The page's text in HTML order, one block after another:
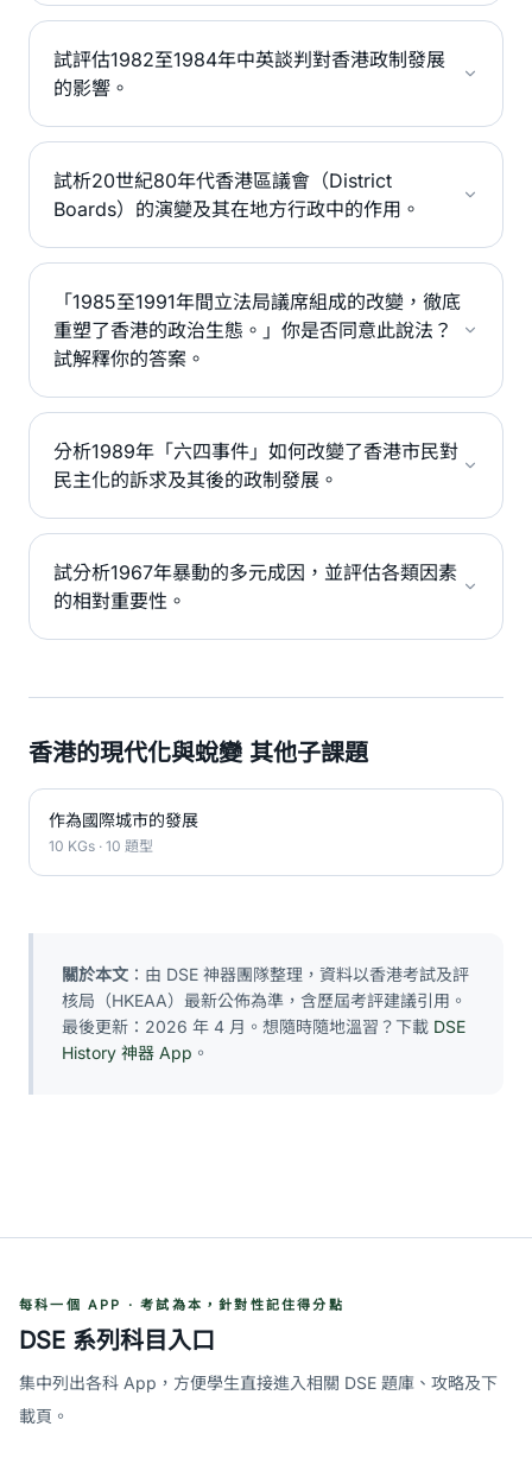
試評估1982至1984年中英談判對香港政制發展
的影響。
試析20世紀80年代香港區議會（District
Boards）的演變及其在地方行政中的作用。
「1985至1991年間立法局議席組成的改變，徹底
重塑了香港的政治生態。」你是否同意此說法？
試解釋你的答案。
分析1989年「六四事件」如何改變了香港市民對
民主化的訴求及其後的政制發展。
試分析1967年暴動的多元成因，並評估各類因素
的相對重要性。
香港的現代化與蛻變 其他子課題
作為國際城市的發展
10 KGs · 10 題型
關於本文 ：由 DSE 神器團隊整理，資料以香港考試及評
核局（HKEAA）最新公佈為準，含歷屆考評建議引用。
最後更新：2026 年 4 月。想隨時隨地溫習？下載 DSE
History 神器 App 。
每科一個 APP · 考試為本，針對性記住得分點
DSE 系列科目入口
集中列出各科 App，方便學生直接進入相關 DSE 題庫、攻略及下
載頁。